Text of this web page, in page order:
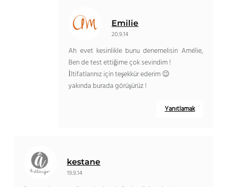
Emilie
20.9.14
Ah evet kesinlikle bunu denemelisin Amélie,
Ben de test ettiğime çok sevindim !
İltifatlarınız için teşekkür ederim 😉
yakında burada görüşürüz !
Yanıtlamak
kestane
19.9.14